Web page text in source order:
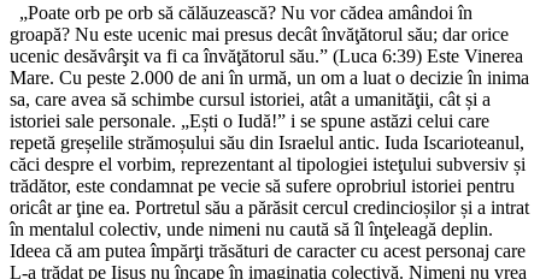
„Poate orb pe orb să călăuzească? Nu vor cădea amândoi în
groapă? Nu este ucenic mai presus decât învăţătorul său; dar orice
ucenic desăvârşit va fi ca învăţătorul său.” (Luca 6:39) Este Vinerea
Mare. Cu peste 2.000 de ani în urmă, un om a luat o decizie în inima
sa, care avea să schimbe cursul istoriei, atât a umanităţii, cât și a
istoriei sale personale. „Ești o Iudă!” i se spune astăzi celui care
repetă greșelile strămoșului său din Israelul antic. Iuda Iscarioteanul,
căci despre el vorbim, reprezentant al tipologiei isteţului subversiv și
trădător, este condamnat pe vecie să sufere oprobriul istoriei pentru
oricât ar ţine ea. Portretul său a părăsit cercul credincioșilor și a intrat
în mentalul colectiv, unde nimeni nu caută să îl înţeleagă deplin.
Ideea că am putea împărţi trăsături de caracter cu acest personaj care
L-a trădat pe Iisus nu încape în imaginaţia colectivă. Nimeni nu vrea